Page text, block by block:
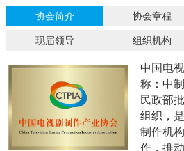
协会简介 协会章程
现届领导
组织机构
中国电
称：中
民政部
组织，
制作机
作，推